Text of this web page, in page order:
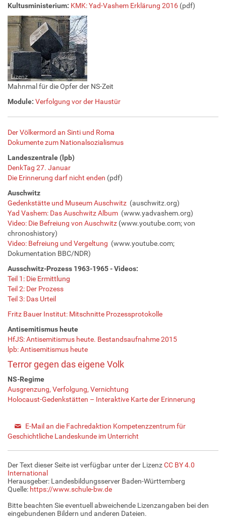
Kultusministerium: KMK: Yad-Vashem Erklärung 2016 (pdf)
Lizenz
Mahnmal für die Opfer der NS-Zeit
Module: Verfolgung vor der Haustür
Der Völkermord an Sinti und Roma
Dokumente zum Nationalsozialismus
Landeszentrale (lpb)
DenkTag 27. Januar
Die Erinnerung darf nicht enden (pdf)
Auschwitz
Gedenkstätte und Museum Auschwitz (auschwitz.org)
Yad Vashem: Das Auschwitz Album (www.yadvashem.org)
Video: Die Befreiung von Auschwitz (www.youtube.com; von
chronoshistory)
Video: Befreiung und Vergeltung (www.youtube.com;
Dokumentation BBC/NDR)
Ausschwitz-Prozess 1963-1965 - Videos:
Teil 1: Die Ermittlung
Teil 2: Der Prozess
Teil 3: Das Urteil
Fritz Bauer Institut: Mitschnitte Prozessprotokolle
Antisemitismus heute
HfJS: Antisemitismus heute. Bestandsaufnahme 2015
lpb: Antisemitismus heute
Terror gegen das eigene Volk
NS-Regime
Ausgrenzung, Verfolgung, Vernichtung
Holocaust-Gedenkstätten – Interaktive Karte der Erinnerung
E-Mail an die Fachredaktion Kompetenzzentrum für
Geschichtliche Landeskunde im Unterricht
Der Text dieser Seite ist verfügbar unter der LizenzCC BY 4.0
International
Herausgeber: Landesbildungsserver Baden-Württemberg
Quelle: https://www.schule-bw.de
Bitte beachten Sie eventuell abweichende Lizenzangaben bei den
eingebundenen Bildern und anderen Dateien.